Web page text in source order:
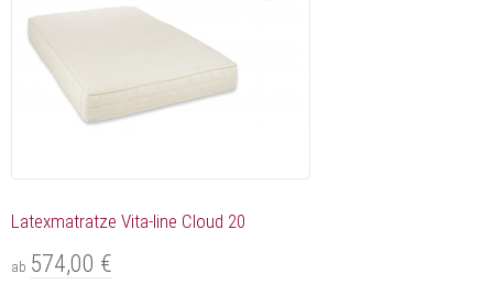
Latexmatratze Vita-line Cloud 20
ab 574,00 €